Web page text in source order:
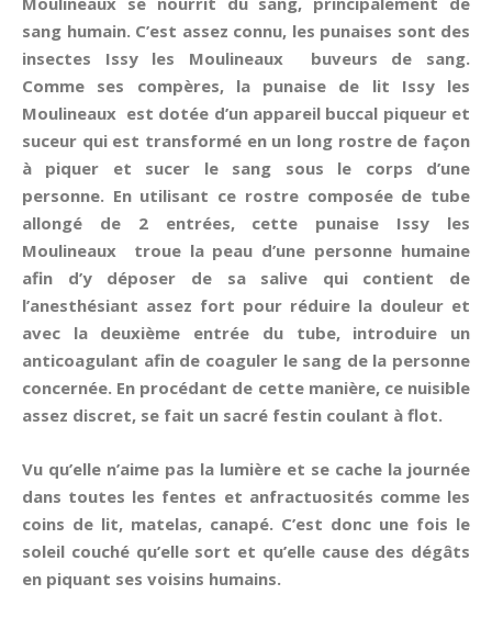
sang humain. C’est assez connu, les punaises sont des
insectes Issy les Moulineaux buveurs de sang.
Comme ses compères, la punaise de lit Issy les
Moulineaux est dotée d’un appareil buccal piqueur et
suceur qui est transformé en un long rostre de façon
à piquer et sucer le sang sous le corps d’une
personne. En utilisant ce rostre composée de tube
allongé de 2 entrées, cette punaise Issy les
Moulineaux troue la peau d’une personne humaine
afin d’y déposer de sa salive qui contient de
l’anesthésiant assez fort pour réduire la douleur et
avec la deuxième entrée du tube, introduire un
anticoagulant afin de coaguler le sang de la personne
concernée. En procédant de cette manière, ce nuisible
assez discret, se fait un sacré festin coulant à flot.
Vu qu’elle n’aime pas la lumière et se cache la journée
dans toutes les fentes et anfractuosités comme les
coins de lit, matelas, canapé. C’est donc une fois le
soleil couché qu’elle sort et qu’elle cause des dégâts
en piquant ses voisins humains.